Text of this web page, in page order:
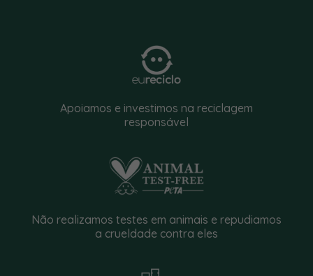
Apoiamos e investimos na reciclagem
responsável
Não realizamos testes em animais e repudiamos
a crueldade contra eles